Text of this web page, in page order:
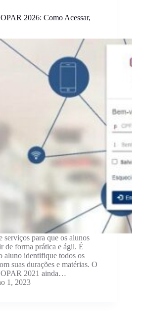
2026: Como Acessar,
para que os alunos
de forma prática e ágil. É
aluno identifique todos os
suas durações e matérias. O
2021 ainda…
1, 2023